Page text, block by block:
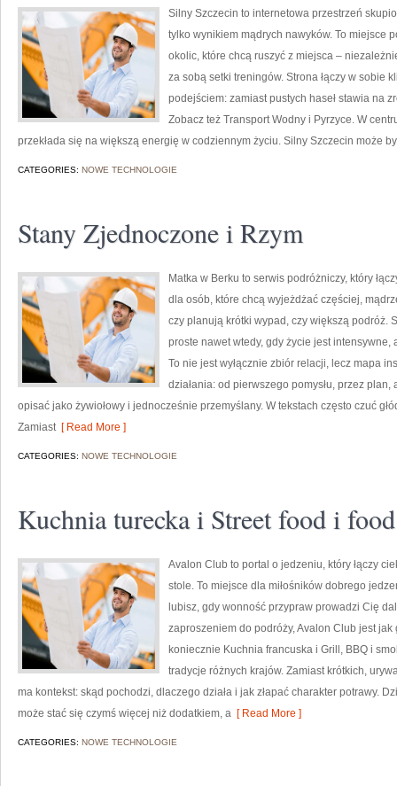
Silny Szczecin to internetowa przestrzeń
tylko wynikiem mądrych nawyków. To miejsce
okolic, które chcą ruszyć z miejsca –
za sobą setki treningów. Strona łączy w sobie
podejściem: zamiast pustych haseł stawia na
Zobacz też Transport Wodny i Pyrzyce. W
przekłada się na większą energię w codziennym życiu. Silny Szczecin może
CATEGORIES: NOWE TECHNOLOGIE
Stany Zjednoczone i Rzym
Matka w Berku to serwis podróżniczy, który
dla osób, które chcą wyjeżdżać częściej,
czy planują krótki wypad, czy większą podróż.
proste nawet wtedy, gdy życie jest
To nie jest wyłącznie zbiór relacji, lecz mapa
działania: od pierwszego pomysłu, przez
opisać jako żywiołowy i jednocześnie przemyślany. W tekstach często czuć
Zamiast[ Read More ]
CATEGORIES: NOWE TECHNOLOGIE
Kuchnia turecka i Street food i
Avalon Club to portal o jedzeniu, który łączy
stole. To miejsce dla miłośników dobrego
lubisz, gdy wonność przypraw prowadzi Cię
zaproszeniem do podróży, Avalon Club jest
koniecznie Kuchnia francuska i Grill, BBQ i
tradycje różnych krajów. Zamiast krótkich,
ma kontekst: skąd pochodzi, dlaczego działa i jak złapać charakter potrawy.
może stać się czymś więcej niż dodatkiem, a [ Read More ]
CATEGORIES: NOWE TECHNOLOGIE